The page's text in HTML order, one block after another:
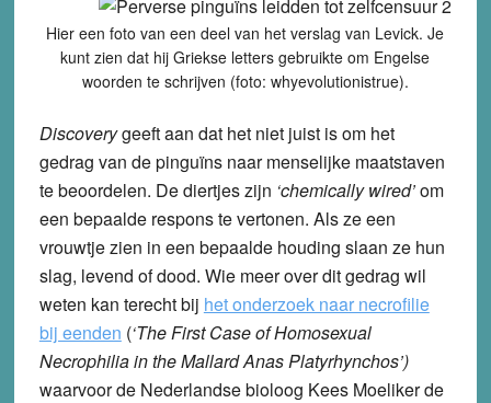
Hier een foto van een deel van het verslag van Levick. Je
kunt zien dat hij Griekse letters gebruikte om Engelse
woorden te schrijven (foto: whyevolutionistrue).
Discoverygeeft aan dat het niet juist is om het
gedrag van de pinguïns naar menselijke maatstaven
te beoordelen. De diertjes zijn ‘chemically wired’om
een bepaalde respons te vertonen. Als ze een
vrouwtje zien in een bepaalde houding slaan ze hun
slag, levend of dood. Wie meer over dit gedrag wil
weten kan terecht bij het onderzoek naar necrofilie
bij eenden (‘The First Case of Homosexual
Necrophilia in the Mallard Anas Platyrhynchos’)
waarvoor de Nederlandse bioloog Kees Moeliker de